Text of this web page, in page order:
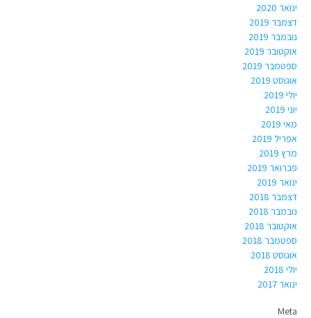
ינואר 2020
דצמבר 2019
נובמבר 2019
אוקטובר 2019
ספטמבר 2019
אוגוסט 2019
יולי 2019
יוני 2019
מאי 2019
אפריל 2019
מרץ 2019
פברואר 2019
ינואר 2019
דצמבר 2018
נובמבר 2018
אוקטובר 2018
ספטמבר 2018
אוגוסט 2018
יולי 2018
ינואר 2017
Meta